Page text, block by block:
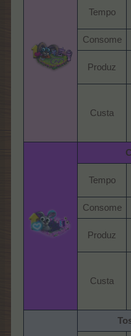
Tempo​
Consome​
Produz​
Custa​
Tempo​
Consome​
Produz​
Custa​